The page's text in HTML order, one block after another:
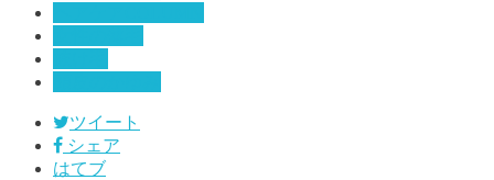
ツイート
シェア
はてブ